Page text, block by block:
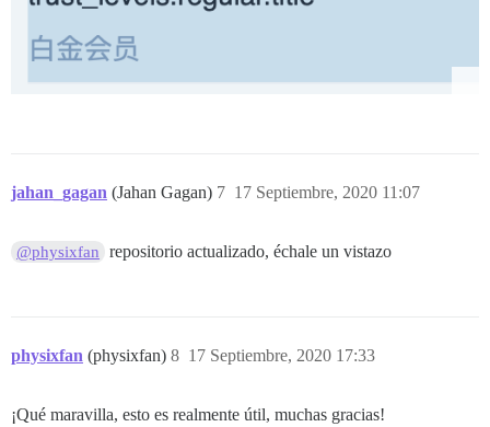
jahan_gagan (Jahan Gagan) 17 Septiembre, 2020 11:07
7
@physixfan repositorio actualizado, échale un vistazo
physixfan (physixfan) 17 Septiembre, 2020 17:33
8
¡Qué maravilla, esto es realmente útil, muchas gracias!